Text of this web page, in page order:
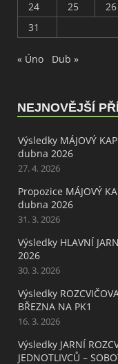
24
25 26
31
« Úno Dub »
NEJNOVĚJŠÍ
Výsledky MÁJOVÝ
dubna 2026
27. 4. 2026
Propozice MÁJOVÝ
dubna 2026
31. 3. 2026
Výsledky HLAVNÍ
2026
30. 3. 2026
Výsledky
BŘEZNA NA PK1
16. 3. 2026
Výsledky JARNÍ
JEDNOTLIVCŮ –